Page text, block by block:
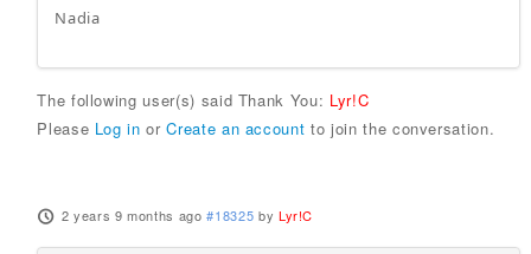
Nadia
The following user(s) said Thank You: Lyr!C
Please Log in orCreate an account to join the conversation.
2 years 9 months ago #18325 by Lyr!C